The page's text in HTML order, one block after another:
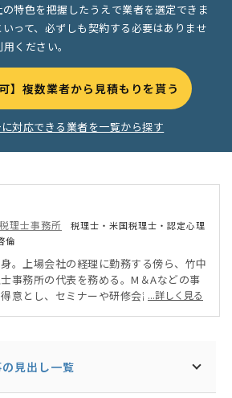
特色を把握したうえで業者を選定できま
って、必ずしも契約する必要はありませ
ください。
】複数業者から見積もりを貰う
対応できる業者を一覧から探す
理士事務所
税理士・米国税理士・認定心理
倫
。上場会社の経理に勤務する傍ら、竹中
事務所の代表を務める。M＆Aなどの事
意とし、セミナーや研修会講師にも数多
...詳しく見る
見出し一覧